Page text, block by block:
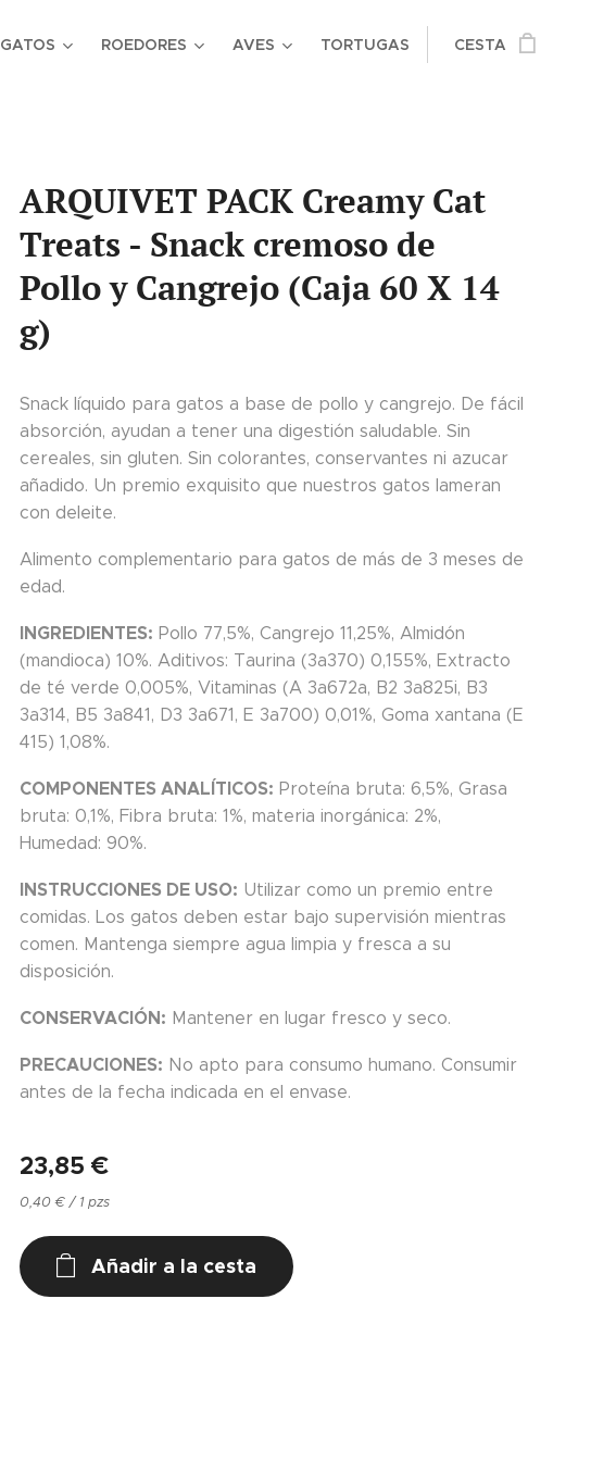
GATOS ROEDORES AVES TORTUGAS CESTA
ARQUIVET PACK Creamy Cat
Treats - Snack cremoso de
Pollo y Cangrejo (Caja 60 X 14
g)
Snack líquido para gatos a base de pollo y cangrejo. De fácil
absorción, ayudan a tener una digestión saludable. Sin
cereales, sin gluten. Sin colorantes, conservantes ni azucar
añadido. Un premio exquisito que nuestros gatos lameran
con deleite.
Alimento complementario para gatos de más de 3 meses de
edad.
INGREDIENTES: Pollo 77,5%, Cangrejo 11,25%, Almidón
(mandioca) 10%. Aditivos: Taurina (3a370) 0,155%, Extracto
de té verde 0,005%, Vitaminas (A 3a672a, B2 3a825i, B3
3a314, B5 3a841, D3 3a671, E 3a700) 0,01%, Goma xantana (E
415) 1,08%.
COMPONENTES ANALÍTICOS: Proteína bruta: 6,5%, Grasa
bruta: 0,1%, Fibra bruta: 1%, materia inorgánica: 2%,
Humedad: 90%.
INSTRUCCIONES DE USO: Utilizar como un premio entre
comidas. Los gatos deben estar bajo supervisión mientras
comen. Mantenga siempre agua limpia y fresca a su
disposición.
CONSERVACIÓN: Mantener en lugar fresco y seco.
PRECAUCIONES: No apto para consumo humano. Consumir
antes de la fecha indicada en el envase.
23,85 €
0,40 € / 1 pzs
Añadir a la cesta